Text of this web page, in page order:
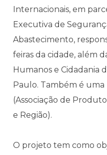
Internacionais, em
Executiva de
Abastecimento,
feiras da cidade, além
Humanos e Cidadania
Paulo. Também é
(Associação de
e Região).
O projeto tem como